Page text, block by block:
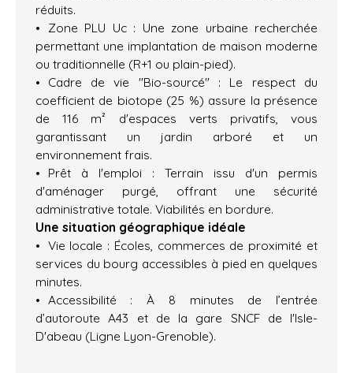
réduits.
Zone PLU Uc : Une zone urbaine recherchée
permettant une implantation de maison moderne
ou traditionnelle (R+1 ou plain-pied).
Cadre de vie "Bio-sourcé" : Le respect du
coefficient de biotope (25 %) assure la présence
de 116 m² d'espaces verts privatifs, vous
garantissant un jardin arboré et un
environnement frais.
Prêt à l'emploi : Terrain issu d'un permis
d'aménager purgé, offrant une sécurité
administrative totale. Viabilités en bordure.
Une situation géographique idéale
Vie locale : Écoles, commerces de proximité et
services du bourg accessibles à pied en quelques
minutes.
Accessibilité : À 8 minutes de l’entrée
d’autoroute A43 et de la gare SNCF de l'Isle-
D'abeau (Ligne Lyon-Grenoble).